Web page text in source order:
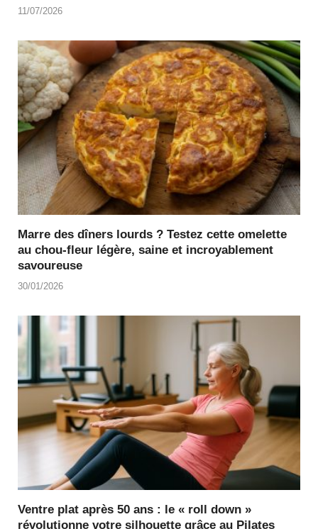
11/07/2026
Marre des dîners lourds ? Testez cette omelette
au chou-fleur légère, saine et incroyablement
savoureuse
30/01/2026
Ventre plat après 50 ans : le « roll down »
révolutionne votre silhouette grâce au Pilates